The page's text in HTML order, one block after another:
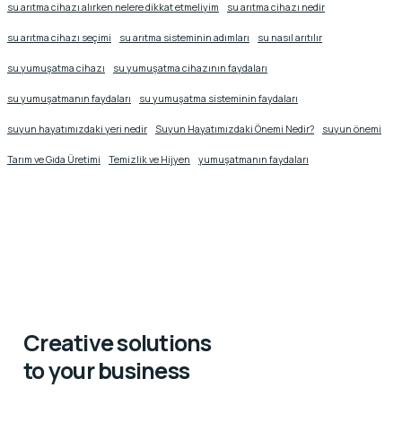
su arıtma cihazı alırken nelere dikkat etmeliyim su arıtma cihazı nedir
su arıtma cihazı seçimi su arıtma sisteminin adımları su nasıl arıtılır
su yumuşatma cihazı su yumuşatma cihazının faydaları
su yumuşatmanın faydaları su yumuşatma sisteminin faydaları
suyun hayatımızdaki yeri nedir Suyun Hayatımızdaki Önemi Nedir? suyun önemi
Tarım ve Gıda Üretimi Temizlik ve Hijyen yumuşatmanın faydaları
Creative solutions
to your business